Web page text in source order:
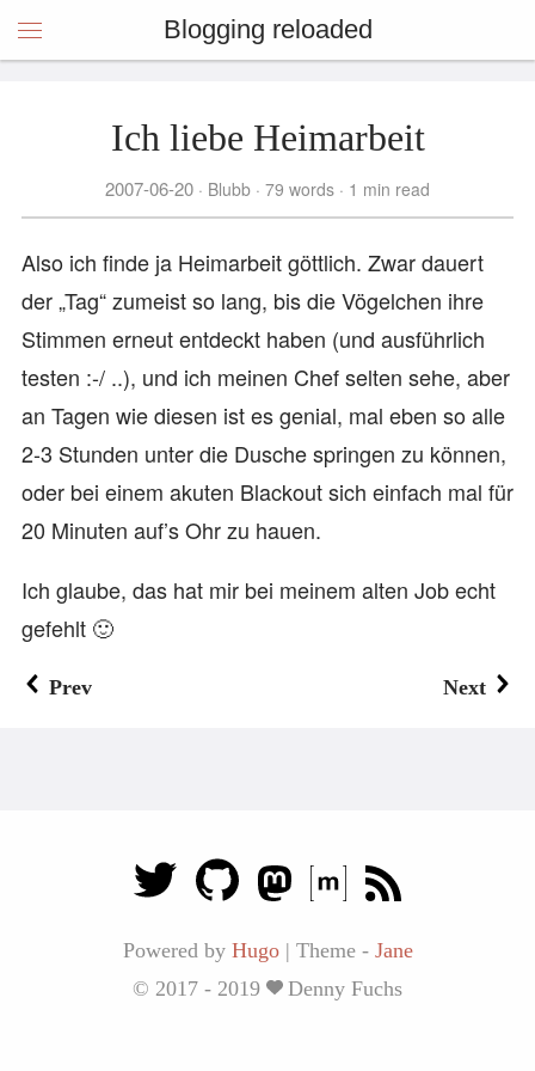
Blogging reloaded
Ich liebe Heimarbeit
2007-06-20 Blubb 79 words 1 min read
Also ich finde ja Heimarbeit göttlich. Zwar dauert
der „Tag“ zumeist so lang, bis die Vögelchen ihre
Stimmen erneut entdeckt haben (und ausführlich
testen :-/ ..), und ich meinen Chef selten sehe, aber
an Tagen wie diesen ist es genial, mal eben so alle
2-3 Stunden unter die Dusche springen zu können,
oder bei einem akuten Blackout sich einfach mal für
20 Minuten auf’s Ohr zu hauen.
Ich glaube, das hat mir bei meinem alten Job echt
gefehlt 🙂
Prev Next
Powered by Hugo | Theme - Jane
© 2017 - 2019
Denny Fuchs